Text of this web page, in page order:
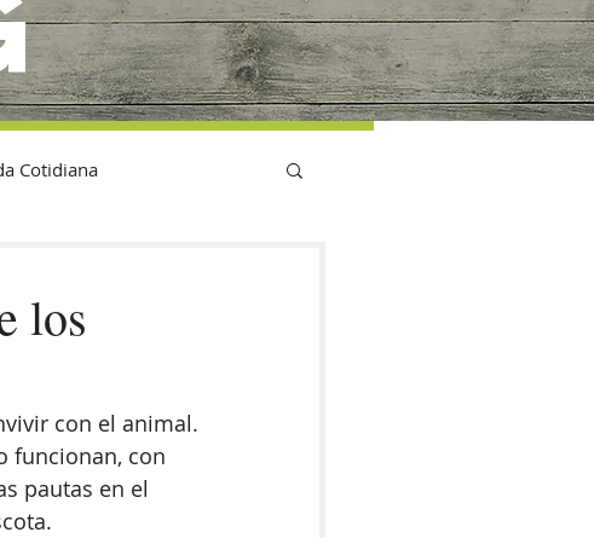
Cotidiana
los
con el animal.
funcionan, con
pautas en el